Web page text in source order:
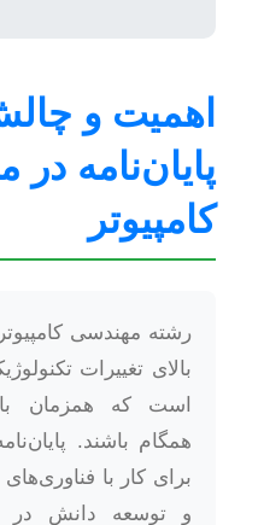
اهمیت و
پایان‌نامه
کامپیوتر
رشته مهندسی
بالای تغییرات
است که همزمان با
همگام باشند.
برای کار با
و توسعه دانش در